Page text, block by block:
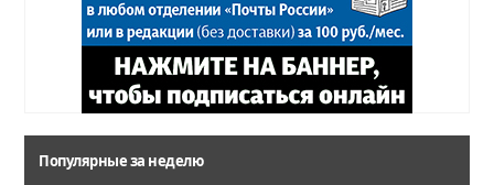
Популярные за неделю